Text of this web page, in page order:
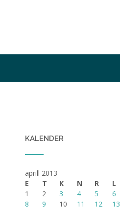
KALENDER
aprill 2013
E
T K N R L
1
2 3 4 5 6
8
9 10 11 12 13